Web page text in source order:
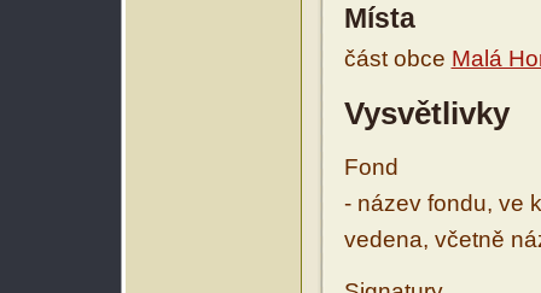
Místa
část obce Malá
Vysvětlivky
Fond
- název fondu, ve
vedena, včetně